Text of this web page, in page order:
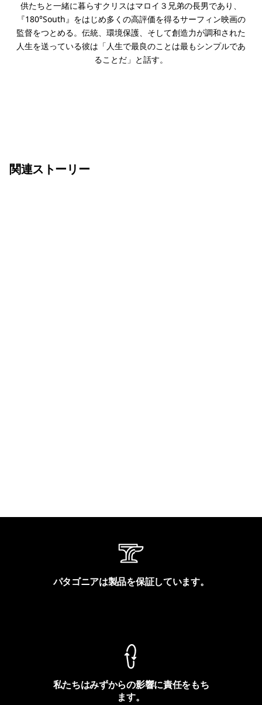
供たちと一緒に暮らすクリスはマロイ３兄弟の長男であり、
『180°South』をはじめ多くの高評価を得るサーフィン映画の
監督をつとめる。伝統、環境保護、そして創造力が調和された
人生を送っている彼は「人生で最良のことは最もシンプルであ
ることだ」と話す。
関連ストーリー
パタゴニアは製品を保証しています。
私たちはみずからの影響に責任をもち
ます。